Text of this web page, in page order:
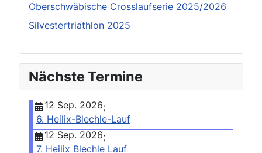
Oberschwäbische Crosslaufserie 2025/2026
Silvestertriathlon 2025
Nächste Termine
12 Sep. 2026;
6. Heilix-Blechle-Lauf
12 Sep. 2026;
7. Heilix Blechle Lauf